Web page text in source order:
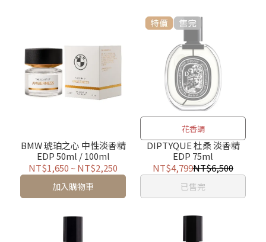
BMW 琥珀之心 中性淡香精
EDP 50ml / 100ml
NT$1,650 ~NT$2,250
加入購物車
花香調
DIPTYQUE 杜桑 淡香精
EDP 75ml
NT$4,799NT$6,500
已售完